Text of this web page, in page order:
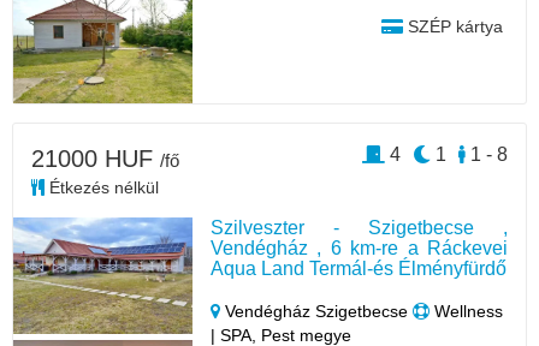
SZÉP kártya
Szilveszter - Szigetbecse ,
Vendégház , 6 km-re a Ráckevei
Aqua Land Termál-és Élményfürdő
Vendégház Szigetbecse
Wellness
| SPA, Pest megye
21000 HUF /fő
Étkezés nélkül
1 - 8
1
4